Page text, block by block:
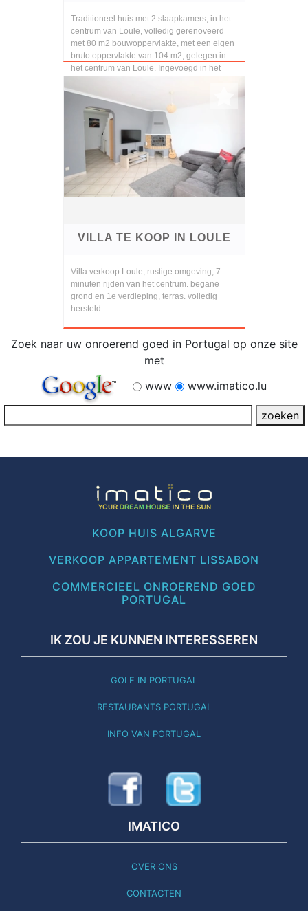
Traditioneel huis met 2 slaapkamers, in het
centrum van Loule, volledig gerenoveerd
met 80 m2 bouwoppervlakte, met een eigen
bruto oppervlakte van 104 m2, gelegen in
het centrum van Loule. Ingevoegd in het
VILLA TE KOOP IN LOULE
Villa verkoop Loule, rustige omgeving, 7
minuten rijden van het centrum. begane
grond en 1e verdieping, terras. volledig
hersteld.
Zoek naar uw onroerend goed in Portugal op onze site
met
www
www.imatico.lu
KOOP HUIS ALGARVE
VERKOOP APPARTEMENT LISSABON
COMMERCIEEL ONROEREND GOED
PORTUGAL
IK ZOU JE KUNNEN INTERESSEREN
GOLF IN PORTUGAL
RESTAURANTS PORTUGAL
INFO VAN PORTUGAL
IMATICO
OVER ONS
CONTACTEN